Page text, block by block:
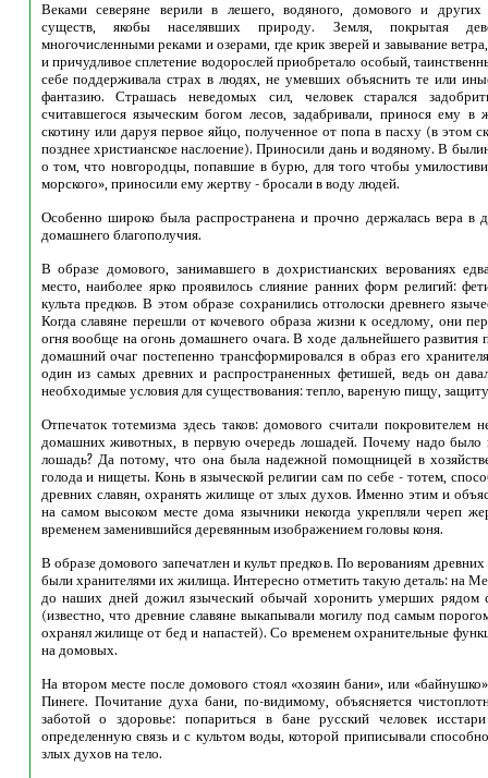
Веками северяне верили в лешего, водяного, домового и других
существ, якобы населявших природу. Земля, покрытая
многочисленными реками и озерами, где крик зверей и завывание
и причудливое сплетение водорослей приобретало особый,
себе поддерживала страх в людях, не умевших объяснить те или
фантазию. Страшась неведомых сил, человек старался
считавшегося языческим богом лесов, задабривали, принося ему в
скотину или даруя первое яйцо, полученное от попа в пасху (в этом
позднее христианское наслоение). Приносили дань и водяному. В
о том, что новгородцы, попавшие в бурю, для того чтобы
морского», приносили ему жертву - бросали в воду людей.
Особенно широко была распространена и прочно держалась вера в
домашнего благополучия.
В образе домового, занимавшего в дохристианских верованиях
место, наиболее ярко проявилось слияние ранних форм религий:
культа предков. В этом образе сохранились отголоски древнего
Когда славяне перешли от кочевого образа жизни к оседлому, они
огня вообще на огонь домашнего очага. В ходе дальнейшего развития
домашний очаг постепенно трансформировался в образ его
один из самых древних и распространенных фетишей, ведь он
необходимые условия для существования: тепло, вареную пищу, защиту
Отпечаток тотемизма здесь таков: домового считали покровителем
домашних животных, в первую очередь лошадей. Почему надо было
лошадь? Да потому, что она была надежной помощницей в
голода и нищеты. Конь в языческой религии сам по себе - тотем,
древних славян, охранять жилище от злых духов. Именно этим и
на самом высоком месте дома язычники некогда укрепляли череп
временем заменившийся деревянным изображением головы коня.
В образе домового запечатлен и культ предков. По верованиям
были хранителями их жилища. Интересно отметить такую деталь: на
до наших дней дожил языческий обычай хоронить умерших рядом
(известно, что древние славяне выкапывали могилу под самым
охранял жилище от бед и напастей). Со временем охранительные
на домовых.
На втором месте после домового стоял «хозяин бани», или
Пинеге. Почитание духа бани, по-видимому, объясняется
заботой о здоровье: попариться в бане русский человек
определенную связь и с культом воды, которой приписывали
злых духов на тело.